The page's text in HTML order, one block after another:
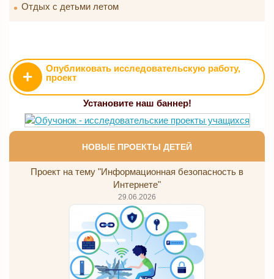
Отдых с детьми летом
+
Опубликовать исследовательскую работу,
проект
Установите наш баннер!
НОВЫЕ ПРОЕКТЫ ДЕТЕЙ
Проект на тему "Информационная безопасность в
Интернете"
29.06.2026